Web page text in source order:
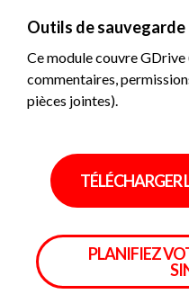
Outils de
Ce module couvre
commentaires,
pièces jointes).
TÉLÉCHARGER
PLANIFIEZ